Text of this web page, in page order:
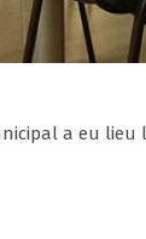
a eu lieu